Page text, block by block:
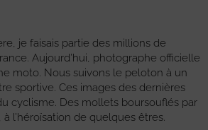
je faisais partie des millions de
Aujourd’hui, photographe officielle
moto. Nous suivons le peloton à un
sportive. Ces images des dernières
cyclisme. Des mollets boursouflés par
l’héroïsation de quelques êtres.